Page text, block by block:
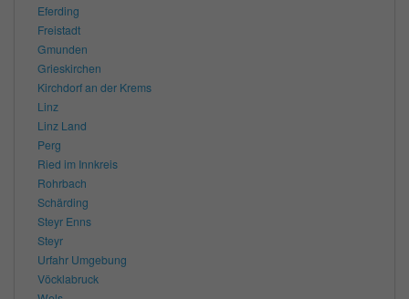
Eferding
Freistadt
Gmunden
Grieskirchen
Kirchdorf an der Krems
Linz
Linz Land
Perg
Ried im Innkreis
Rohrbach
Schärding
Steyr Enns
Steyr
Urfahr Umgebung
Vöcklabruck